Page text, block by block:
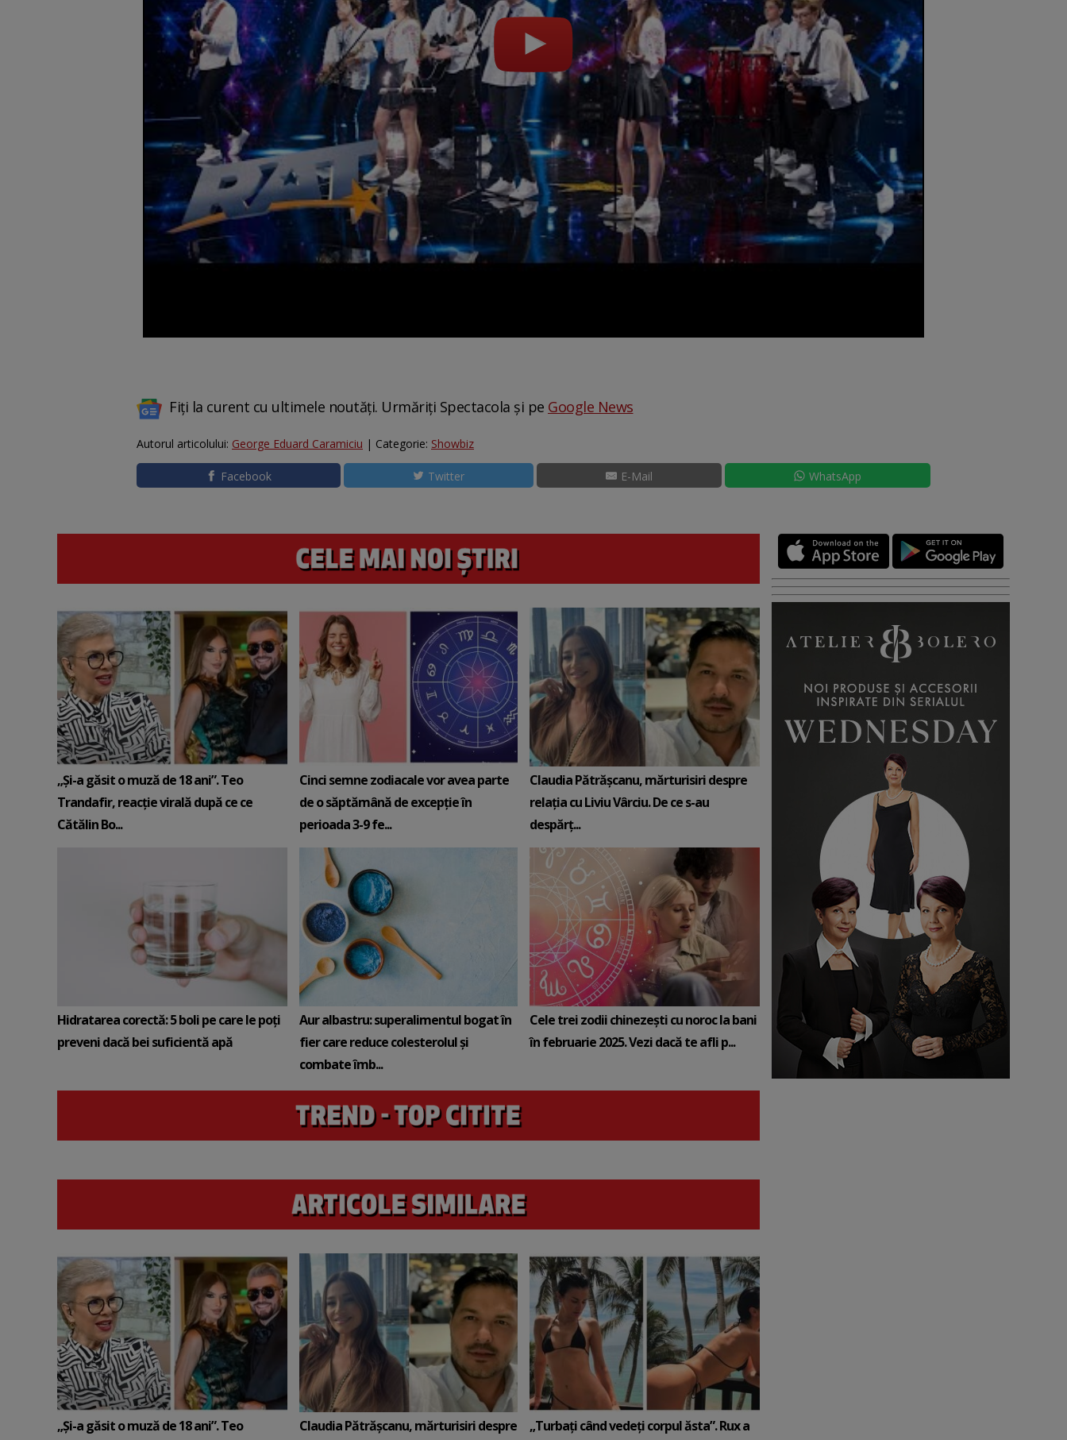
Fiți la curent cu ultimele noutăți. Urmăriți Spectacola și pe Google News
Autorul articolului: George Eduard Caramiciu | Categorie: Showbiz
Facebook Twitter E-Mail WhatsApp
„Și-a găsit o muză de 18 ani”. Teo
Trandafir, reacție virală după ce ce
Cătălin Bo...
Cinci semne zodiacale vor avea parte
de o săptămână de excepție în
perioada 3-9 fe...
Claudia Pătrășcanu, mărturisiri despre
relația cu Liviu Vârciu. De ce s-au
despărț...
Hidratarea corectă: 5 boli pe care le poți
preveni dacă bei suficientă apă
Aur albastru: superalimentul bogat în
fier care reduce colesterolul și
combate îmb...
Cele trei zodii chinezești cu noroc la bani
în februarie 2025. Vezi dacă te afli p...
„Și-a găsit o muză de 18 ani”. Teo
Claudia Pătrășcanu, mărturisiri despre
„Turbați când vedeți corpul ăsta”. Rux a